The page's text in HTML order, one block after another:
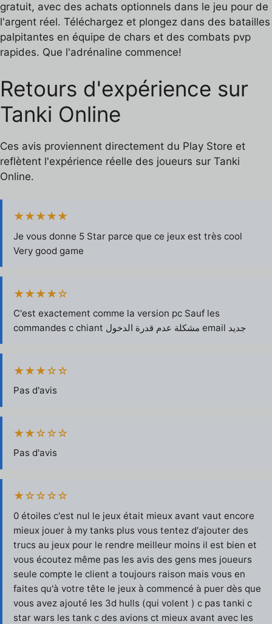
gratuit, avec des achats optionnels dans le jeu pour de
l'argent réel. Téléchargez et plongez dans des batailles
palpitantes en équipe de chars et des combats pvp
rapides. Que l'adrénaline commence!
Retours d'expérience sur
Tanki Online
Ces avis proviennent directement du Play Store et
reflètent l'expérience réelle des joueurs sur Tanki
Online.
★★★★★
Je vous donne 5 Star parce que ce jeux est très cool
Very good game
★★★★☆
C'est exactement comme la version pc Sauf les
commandes c chiant مشكلة عدم قدرة الدخول email جديد
★★★☆☆
Pas d'avis
★★☆☆☆
Pas d'avis
★☆☆☆☆
0 étoiles c'est nul le jeux était mieux avant vaut encore
mieux jouer à my tanks plus vous tentez d'ajouter des
trucs au jeux pour le rendre meilleur moins il est bien et
vous écoutez même pas les avis des gens mes joueurs
seule compte le client a toujours raison mais vous en
faites qu'à votre tête le jeux à commencé à puer dès que
vous avez ajouté les 3d hulls (qui volent ) c pas tanki c
star wars les tank c des avions ct mieux avant avec les